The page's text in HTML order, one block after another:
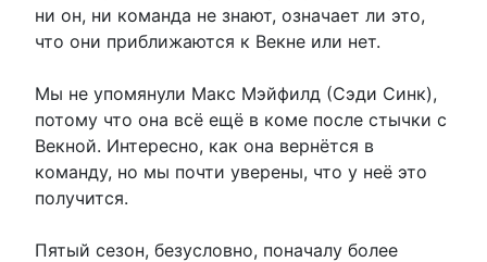
ни он, ни команда не знают, означает ли это,
что они приближаются к Векне или нет.
Мы не упомянули Макс Мэйфилд (Сэди Синк),
потому что она всё ещё в коме после стычки с
Векной. Интересно, как она вернётся в
команду, но мы почти уверены, что у неё это
получится.
Пятый сезон, безусловно, поначалу более